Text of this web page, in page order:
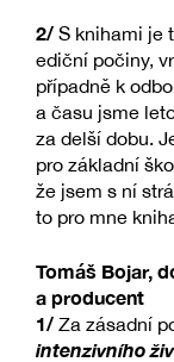
2/ S knihami je
ediční počiny,
případně k
a času jsme
za delší dobu.
pro základní
že jsem s ní
to pro mne
Tomáš Bojar,
a producent
1/ Za zásadní
intenzivního